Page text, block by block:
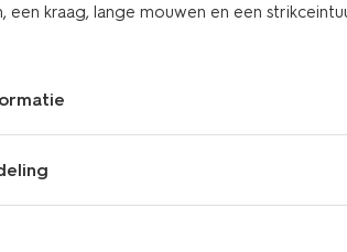
kraag, lange mouwen en een